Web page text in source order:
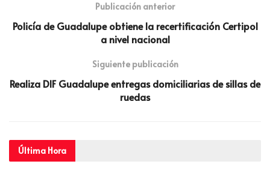
Publicación anterior
Policía de Guadalupe obtiene la recertificación Certipol
a nivel nacional
Siguiente publicación
Realiza DIF Guadalupe entregas domiciliarias de sillas de
ruedas
Última Hora